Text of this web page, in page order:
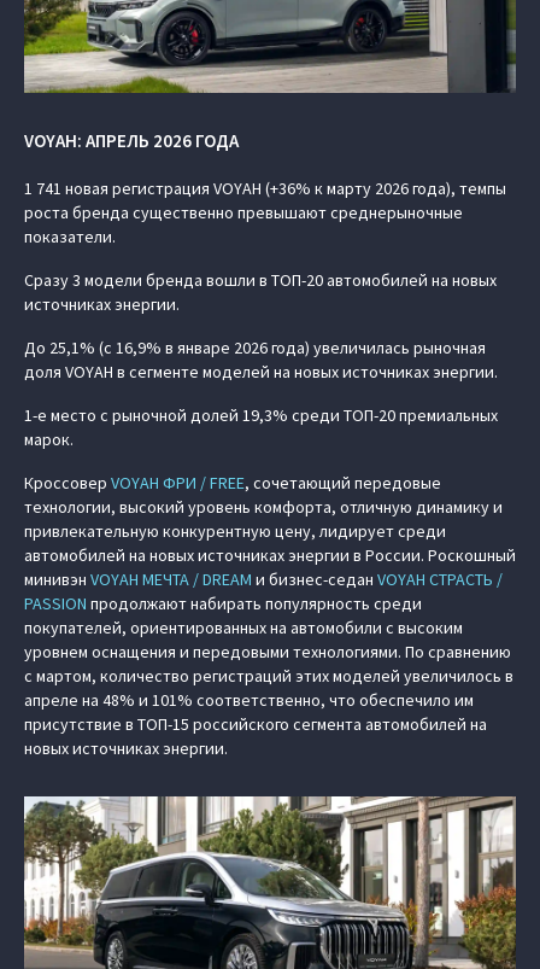
VOYAH: АПРЕЛЬ 2026 ГОДА
1 741 новая регистрация VOYAH (+36% к марту 2026 года), темпы
роста бренда существенно превышают среднерыночные
показатели.
Сразу 3 модели бренда вошли в ТОП-20 автомобилей на новых
источниках энергии.
До 25,1% (с 16,9% в январе 2026 года) увеличилась рыночная
доля VOYAH в сегменте моделей на новых источниках энергии.
1-е место с рыночной долей 19,3% среди ТОП-20 премиальных
марок.
Кроссовер VOYAH ФРИ / FREE, сочетающий передовые
технологии, высокий уровень комфорта, отличную динамику и
привлекательную конкурентную цену, лидирует среди
автомобилей на новых источниках энергии в России. Роскошный
минивэн VOYAH МЕЧТА / DREAM и бизнес-седан VOYAH СТРАСТЬ /
PASSION продолжают набирать популярность среди
покупателей, ориентированных на автомобили с высоким
уровнем оснащения и передовыми технологиями. По сравнению
с мартом, количество регистраций этих моделей увеличилось в
апреле на 48% и 101% соответственно, что обеспечило им
присутствие в ТОП-15 российского сегмента автомобилей на
новых источниках энергии.